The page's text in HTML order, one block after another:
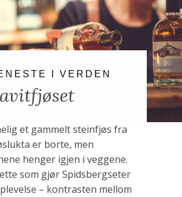
I VERDEN
et gammelt steinfjøs fra
er borte, men
henger igjen i veggene.
som gjør Spidsbergseter
– kontrasten mellom